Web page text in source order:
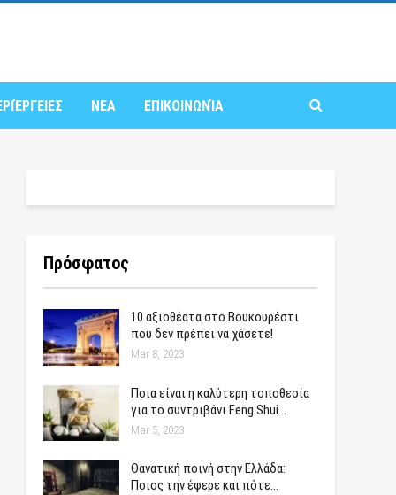
ΝΕΑ ΕΠΙΚΟΙΝΩΝΊΑ
Πρόσφατος
10 αξιοθέατα στο Βουκουρέστι
που δεν πρέπει να χάσετε!
Mar 8, 2023
Ποια είναι η καλύτερη τοποθεσία
για το συντριβάνι Feng Shui…
Mar 5, 2023
Θανατική ποινή στην Ελλάδα:
Ποιος την έφερε και πότε…